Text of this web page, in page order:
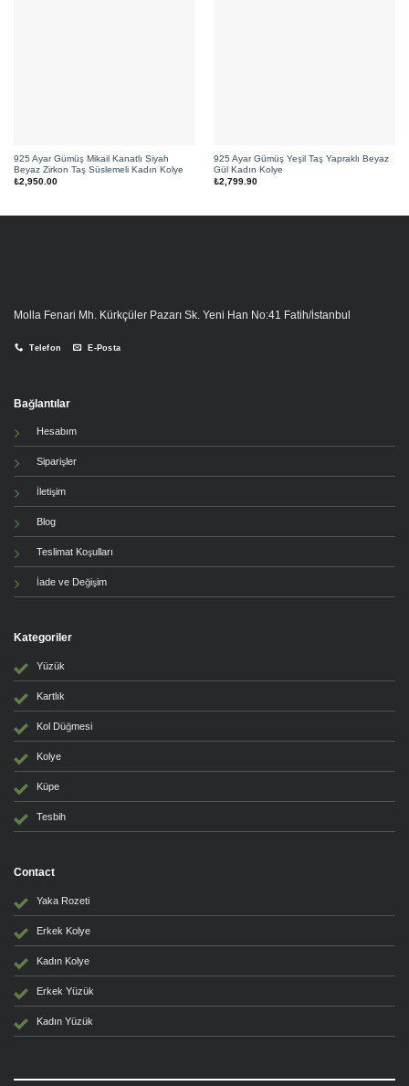
925 Ayar Gümüş Mikail Kanatlı Siyah
Beyaz Zirkon Taş Süslemeli Kadın Kolye
₺2,950.00
925 Ayar Gümüş Yeşil Taş Yapraklı Beyaz
Gül Kadın Kolye
₺2,799.90
Molla Fenari Mh. Kürkçüler Pazarı Sk. Yeni Han No:41 Fatih/İstanbul
Telefon E-Posta
Bağlantılar
Hesabım
Siparişler
İletişim
Blog
Teslimat Koşulları
İade ve Değişim
Kategoriler
Yüzük
Kartlık
Kol Düğmesi
Kolye
Küpe
Tesbih
Contact
Yaka Rozeti
Erkek Kolye
Kadın Kolye
Erkek Yüzük
Kadın Yüzük